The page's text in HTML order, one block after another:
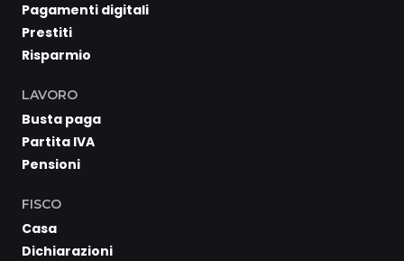
Pagamenti digitali
Prestiti
Risparmio
LAVORO
Busta paga
Partita IVA
Pensioni
FISCO
Casa
Dichiarazioni